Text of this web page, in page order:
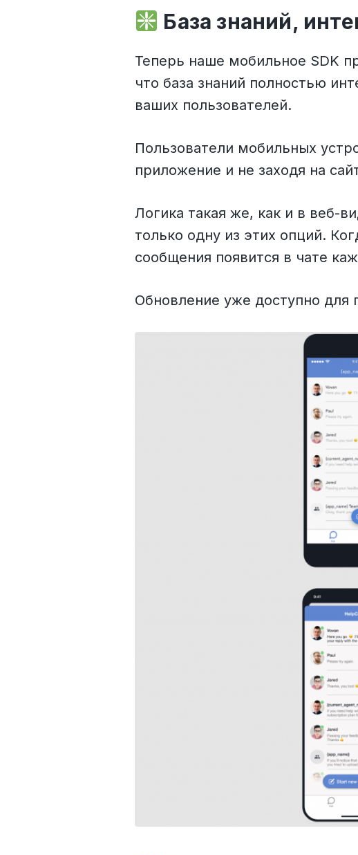
База знаний,
Теперь наше мобильное SDK
что база знаний полностью
ваших пользователей.
Пользователи мобильных
приложение и не заходя на
Логика такая же, как и в веб-
только одну из этих опций.
сообщения появится в чате
Обновление уже доступно для